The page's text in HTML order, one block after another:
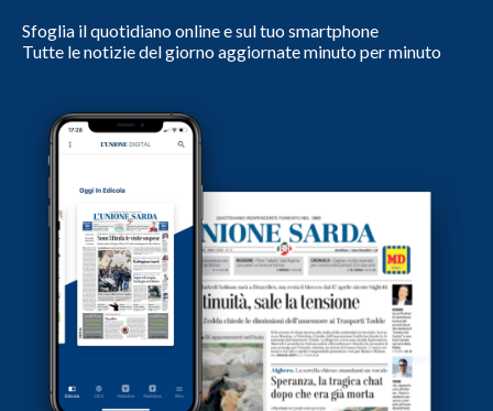
Sfoglia il quotidiano online e sul tuo smartphone
Tutte le notizie del giorno aggiornate minuto per minuto